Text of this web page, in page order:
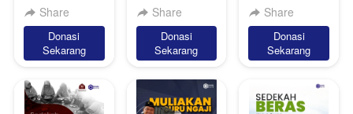
Pedalaman
Share
Donasi
Sekarang
Pedalaman
Share
Donasi
Sekarang
Pesantren dan
Masjid
Share
Donasi
Sekarang